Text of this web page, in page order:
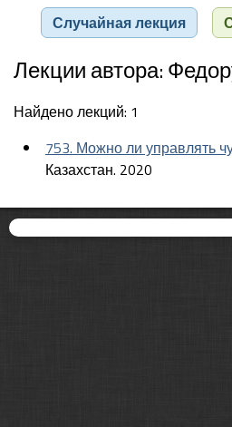
Случайная лекция
Лекции автора:
Найдено лекций: 1
753. Можно ли управлять
Казахстан. 2020